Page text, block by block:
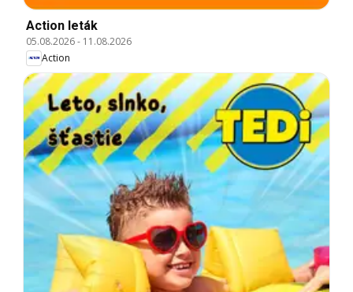
Action leták
05.08.2026- 11.08.2026
Action